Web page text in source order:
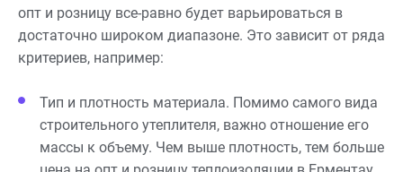
опт и розницу все-равно будет варьироваться в
достаточно широком диапазоне. Это зависит от ряда
критериев, например:
Тип и плотность материала. Помимо самого вида
строительного утеплителя, важно отношение его
массы к объему. Чем выше плотность, тем больше